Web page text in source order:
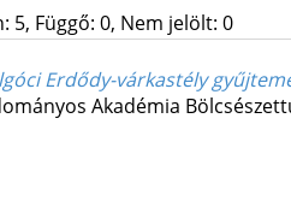
5, Függő: 0, Nem jelölt: 0
Erdődy-várkastély
Akadémia